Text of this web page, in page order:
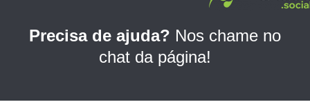
b
k
a
a
e
d
n
Precisa de ajuda? Nos chame no
chat da página!